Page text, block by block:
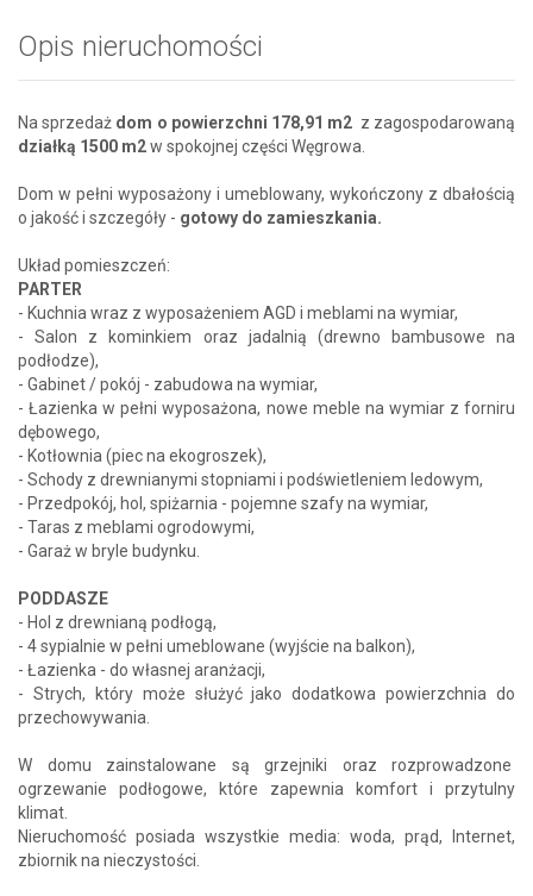
Opis nieruchomości
Na sprzedaż dom o powierzchni 178,91 m2 z zagospodarowaną
działką 1500 m2w spokojnej części Węgrowa.
Dom w pełni wyposażony i umeblowany, wykończony z dbałością
o jakość i szczegóły - gotowy do zamieszkania.
Układ pomieszczeń:
PARTER
- Kuchnia wraz z wyposażeniem AGD i meblami na wymiar,
- Salon z kominkiem oraz jadalnią (drewno bambusowe na
podłodze),
- Gabinet / pokój - zabudowa na wymiar,
- Łazienka w pełni wyposażona, nowe meble na wymiar z forniru
dębowego,
- Kotłownia (piec na ekogroszek),
- Schody z drewnianymi stopniami i podświetleniem ledowym,
- Przedpokój, hol, spiżarnia - pojemne szafy na wymiar,
- Taras z meblami ogrodowymi,
- Garaż w bryle budynku.
PODDASZE
- Hol z drewnianą podłogą,
- 4 sypialnie w pełni umeblowane (wyjście na balkon),
- Łazienka - do własnej aranżacji,
- Strych, który może służyć jako dodatkowa powierzchnia do
przechowywania.
W domu zainstalowane są grzejniki oraz rozprowadzone
ogrzewanie podłogowe, które zapewnia komfort i przytulny
klimat.
Nieruchomość posiada wszystkie media: woda, prąd, Internet,
zbiornik na nieczystości.